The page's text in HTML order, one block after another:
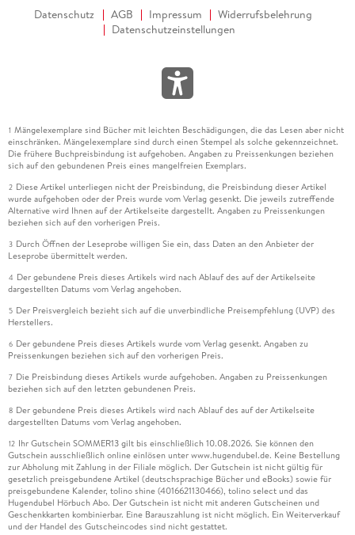
Datenschutz AGB Impressum
Widerrufsbelehrung
Datenschutzeinstellungen
1 Mängelexemplare sind Bücher mit leichten Beschädigungen, die das Lesen aber nicht
einschränken. Mängelexemplare sind durch einen Stempel als solche gekennzeichnet.
Die frühere Buchpreisbindung ist aufgehoben. Angaben zu Preissenkungen beziehen
sich auf den gebundenen Preis eines mangelfreien Exemplars.
2 Diese Artikel unterliegen nicht der Preisbindung, die Preisbindung dieser Artikel
wurde aufgehoben oder der Preis wurde vom Verlag gesenkt. Die jeweils zutreffende
Alternative wird Ihnen auf der Artikelseite dargestellt. Angaben zu Preissenkungen
beziehen sich auf den vorherigen Preis.
3 Durch Öffnen der Leseprobe willigen Sie ein, dass Daten an den Anbieter der
Leseprobe übermittelt werden.
4 Der gebundene Preis dieses Artikels wird nach Ablauf des auf der Artikelseite
dargestellten Datums vom Verlag angehoben.
5 Der Preisvergleich bezieht sich auf die unverbindliche Preisempfehlung (UVP) des
Herstellers.
6 Der gebundene Preis dieses Artikels wurde vom Verlag gesenkt. Angaben zu
Preissenkungen beziehen sich auf den vorherigen Preis.
7 Die Preisbindung dieses Artikels wurde aufgehoben. Angaben zu Preissenkungen
beziehen sich auf den letzten gebundenen Preis.
8 Der gebundene Preis dieses Artikels wird nach Ablauf des auf der Artikelseite
dargestellten Datums vom Verlag angehoben.
12 Ihr Gutschein SOMMER13 gilt bis einschließlich 10.08.2026. Sie können den
Gutschein ausschließlich online einlösen unter www.hugendubel.de. Keine Bestellung
zur Abholung mit Zahlung in der Filiale möglich. Der Gutschein ist nicht gültig für
gesetzlich preisgebundene Artikel (deutschsprachige Bücher und eBooks) sowie für
preisgebundene Kalender, tolino shine (4016621130466), tolino select und das
Hugendubel Hörbuch Abo. Der Gutschein ist nicht mit anderen Gutscheinen und
Geschenkkarten kombinierbar. Eine Barauszahlung ist nicht möglich. Ein Weiterverkauf
und der Handel des Gutscheincodes sind nicht gestattet.